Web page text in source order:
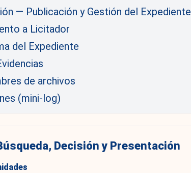
— Publicación y Gestión del Expediente
a Licitador
del Expediente
de archivos
(mini‑log)
Decisión y Presentación